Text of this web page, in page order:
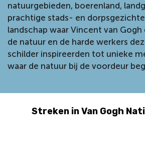
natuurgebieden, boerenland,
prachtige stads- en
landschap waar Vincent van
de natuur en de harde werkers
schilder inspireerden tot unieke
waar de natuur bij de voordeur
Streken in Van Gogh